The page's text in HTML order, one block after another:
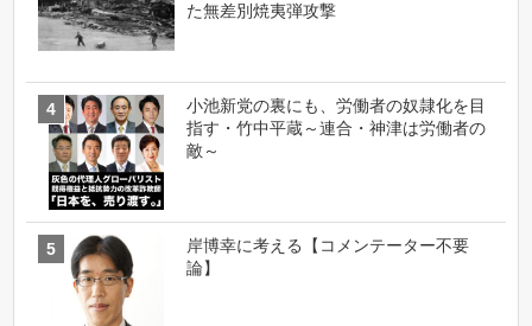
た無差別焼夷弾攻撃
小池新党の裏にも、労働者の奴隷化を目
指す・竹中平蔵～連合・神津は労働者の
敵～
岸博幸に考える【コメンテーター不要
論】